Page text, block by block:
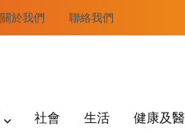
關於我們 聯絡我們
社會 生活 健康及